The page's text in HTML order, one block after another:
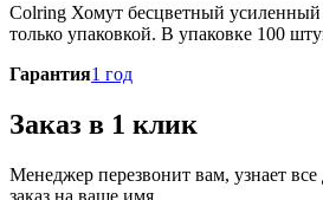
Colring Хомут бесцветный
только упаковкой. В упаковке 100
Гарантия1 год
Заказ в 1 клик
Менеджер перезвонит вам, узнает
заказ на ваше имя.